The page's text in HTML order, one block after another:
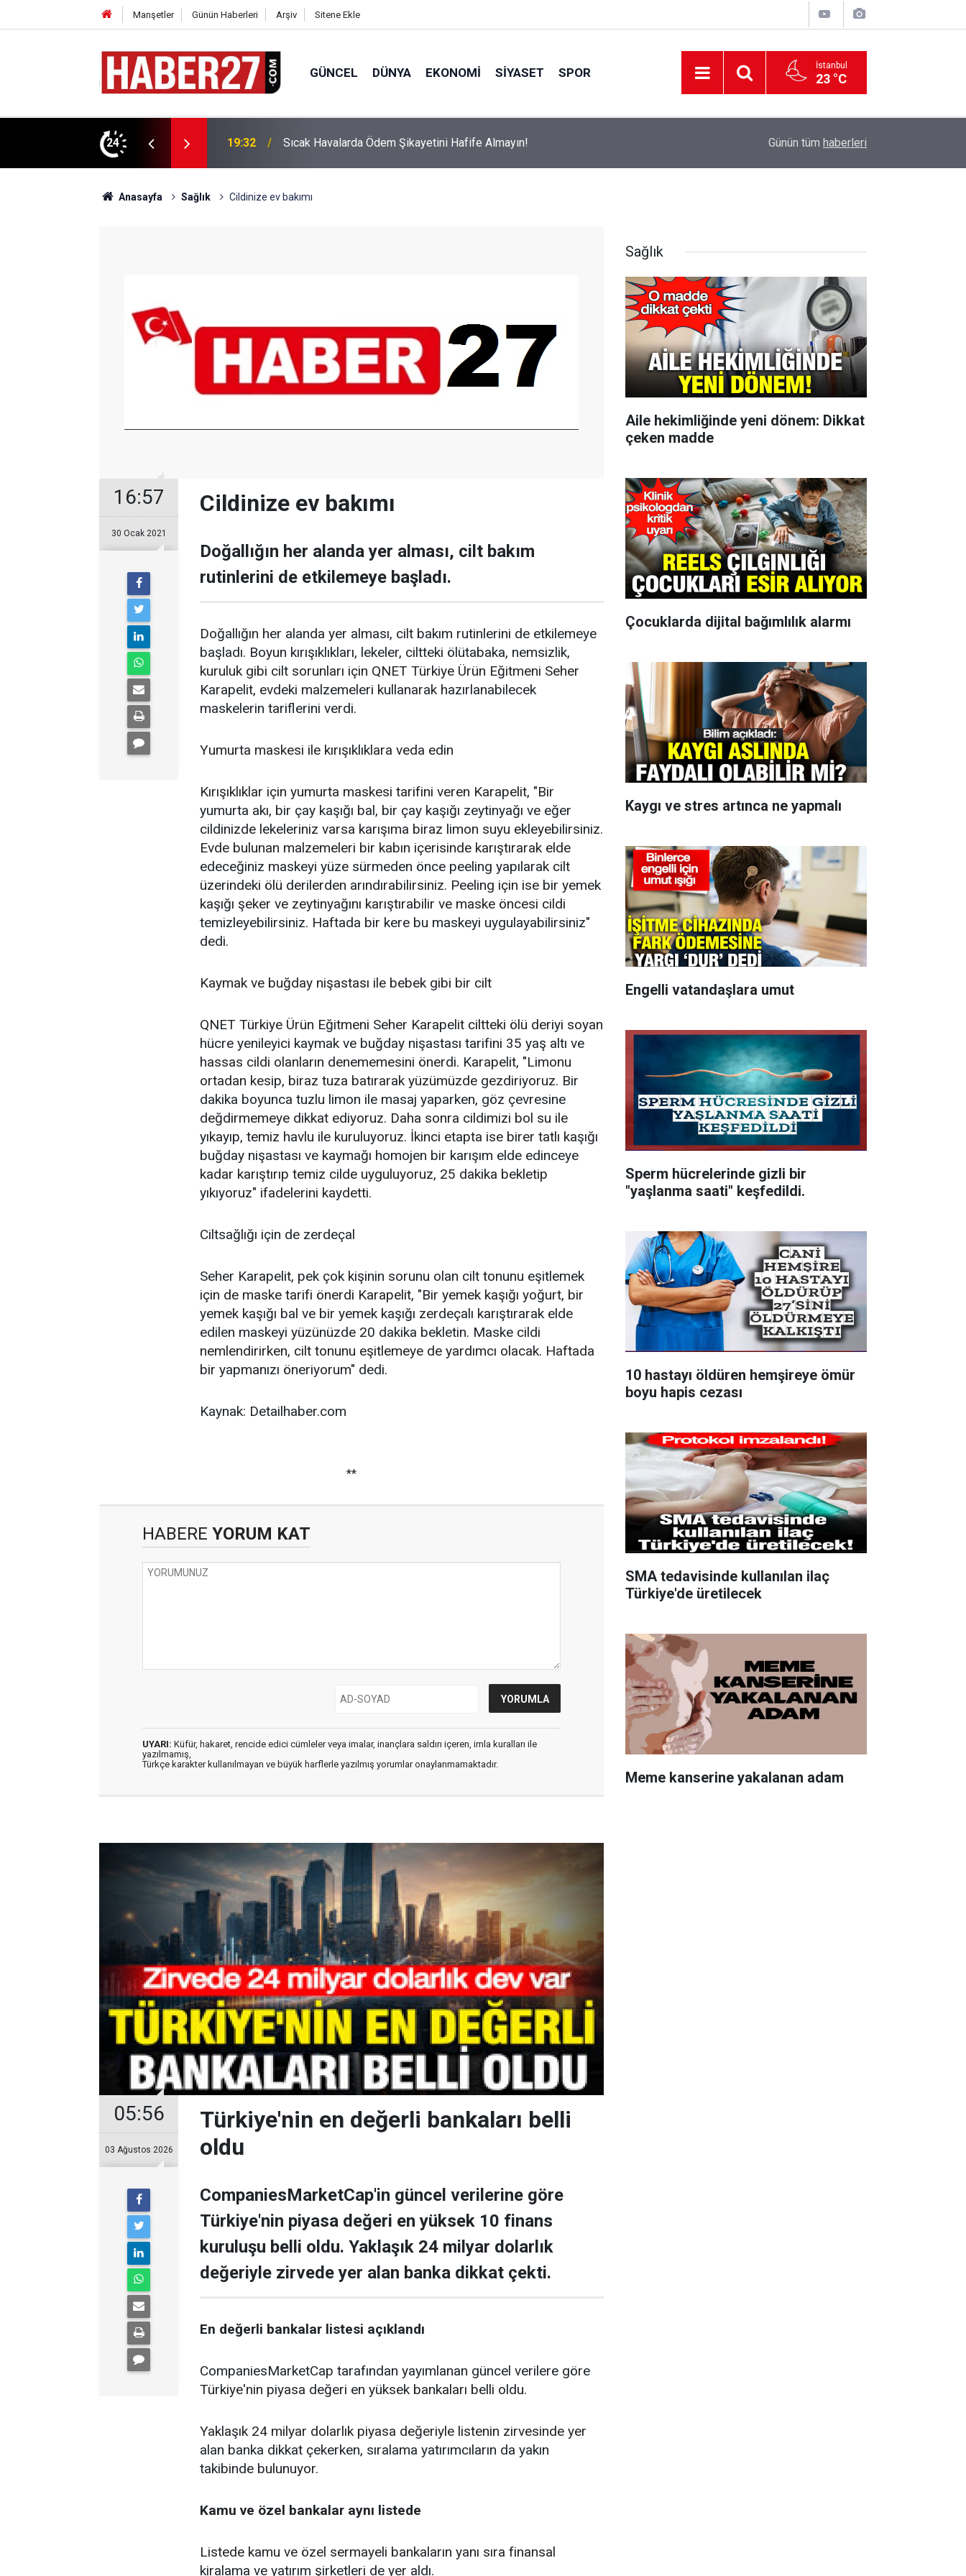
Manşetler Günün Haberleri Arşiv Sitene Ekle
GÜNCEL DÜNYA EKONOMI SIYASET SPOR İstanbul
23 °C
24 19:32 Sıcak Havalarda Ödem Şikayetini Hafife Almayın! İzmir 112’de Kan Donduran İddialar!
Günün tüm haberleri
Anasayfa Sağlık Cildinize ev bakımı
16:57
30 Ocak 2021
Cildinize ev bakımı
Doğallığın her alanda yer alması, cilt bakım
rutinlerini de etkilemeye başladı.
Doğallığın her alanda yer alması, cilt bakım rutinlerini de etkilemeye
başladı. Boyun kırışıklıkları, lekeler, ciltteki ölütabaka, nemsizlik,
kuruluk gibi cilt sorunları için QNET Türkiye Ürün Eğitmeni Seher
Karapelit, evdeki malzemeleri kullanarak hazırlanabilecek
maskelerin tariflerini verdi.
Yumurta maskesi ile kırışıklıklara veda edin
Kırışıklıklar için yumurta maskesi tarifini veren Karapelit, "Bir
yumurta akı, bir çay kaşığı bal, bir çay kaşığı zeytinyağı ve eğer
cildinizde lekeleriniz varsa karışıma biraz limon suyu ekleyebilirsiniz.
Evde bulunan malzemeleri bir kabın içerisinde karıştırarak elde
edeceğiniz maskeyi yüze sürmeden önce peeling yapılarak cilt
üzerindeki ölü derilerden arındırabilirsiniz. Peeling için ise bir yemek
kaşığı şeker ve zeytinyağını karıştırabilir ve maske öncesi cildi
temizleyebilirsiniz. Haftada bir kere bu maskeyi uygulayabilirsiniz"
dedi.
Kaymak ve buğday nişastası ile bebek gibi bir cilt
QNET Türkiye Ürün Eğitmeni Seher Karapelit ciltteki ölü deriyi soyan
hücre yenileyici kaymak ve buğday nişastası tarifini 35 yaş altı ve
hassas cildi olanların denememesini önerdi. Karapelit, "Limonu
ortadan kesip, biraz tuza batırarak yüzümüzde gezdiriyoruz. Bir
dakika boyunca tuzlu limon ile masaj yaparken, göz çevresine
değdirmemeye dikkat ediyoruz. Daha sonra cildimizi bol su ile
yıkayıp, temiz havlu ile kuruluyoruz. İkinci etapta ise birer tatlı kaşığı
buğday nişastası ve kaymağı homojen bir karışım elde edinceye
kadar karıştırıp temiz cilde uyguluyoruz, 25 dakika bekletip
yıkıyoruz" ifadelerini kaydetti.
Ciltsağlığı için de zerdeçal
Seher Karapelit, pek çok kişinin sorunu olan cilt tonunu eşitlemek
için de maske tarifi önerdi Karapelit, "Bir yemek kaşığı yoğurt, bir
yemek kaşığı bal ve bir yemek kaşığı zerdeçalı karıştırarak elde
edilen maskeyi yüzünüzde 20 dakika bekletin. Maske cildi
nemlendirirken, cilt tonunu eşitlemeye de yardımcı olacak. Haftada
bir yapmanızı öneriyorum" dedi.
Kaynak: Detailhaber.com
**
HABERE YORUM KAT
UYARI: Küfür, hakaret, rencide edici cümleler veya imalar, inançlara saldırı içeren, imla kuralları ile
yazılmamış,
Türkçe karakter kullanılmayan ve büyük harflerle yazılmış yorumlar onaylanmamaktadır.
05:56
03 Ağustos 2026
Türkiye'nin en değerli bankaları belli
oldu
CompaniesMarketCap'in güncel verilerine göre
Türkiye'nin piyasa değeri en yüksek 10 finans
kuruluşu belli oldu. Yaklaşık 24 milyar dolarlık
değeriyle zirvede yer alan banka dikkat çekti.
En değerli bankalar listesi açıklandı
CompaniesMarketCap tarafından yayımlanan güncel verilere göre
Türkiye'nin piyasa değeri en yüksek bankaları belli oldu.
Yaklaşık 24 milyar dolarlık piyasa değeriyle listenin zirvesinde yer
alan banka dikkat çekerken, sıralama yatırımcıların da yakın
takibinde bulunuyor.
Kamu ve özel bankalar aynı listede
Listede kamu ve özel sermayeli bankaların yanı sıra finansal
kiralama ve yatırım şirketleri de yer aldı.
Sağlık
Aile hekimliğinde yeni dönem: Dikkat
çeken madde
Çocuklarda dijital bağımlılık alarmı
Kaygı ve stres artınca ne yapmalı
Engelli vatandaşlara umut
Sperm hücrelerinde gizli bir
"yaşlanma saati" keşfedildi.
10 hastayı öldüren hemşireye ömür
boyu hapis cezası
SMA tedavisinde kullanılan ilaç
Türkiye'de üretilecek
Meme kanserine yakalanan adam